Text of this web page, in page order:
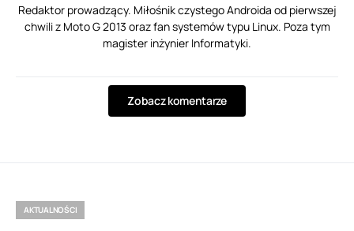
Redaktor prowadzący. Miłośnik czystego Androida od pierwszej
chwili z Moto G 2013 oraz fan systemów typu Linux. Poza tym
magister inżynier Informatyki.
Zobacz komentarze
AKTUALNOŚCI